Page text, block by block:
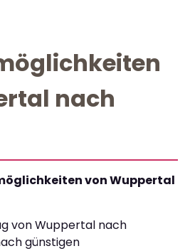
nach
von Wuppertal
von Wuppertal nach
günstigen